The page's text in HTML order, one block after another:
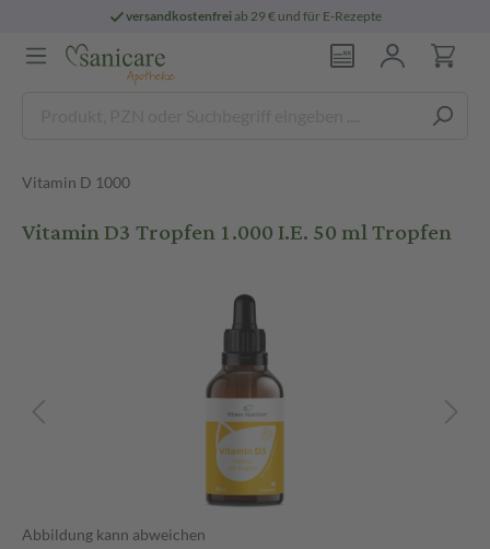
ab 29 € und für E-Rezepte
Vitamin D 1000
Vitamin D3 Tropfen 1.000 I.E. 50 ml Tropfen
Abbildung kann abweichen